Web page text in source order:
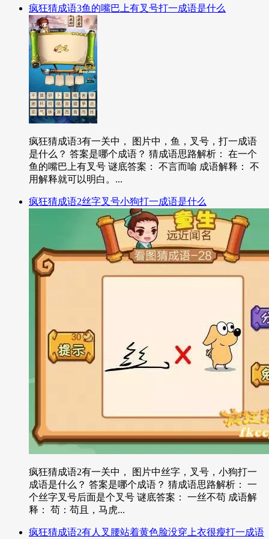
疯狂猜成语3鱼的嘴巴上有叉号打一成语是什么
疯狂猜成语3有一关中， 图片中，鱼，叉号，打一成语
是什么？ 答案是哪个成语？ 猜成语思路解析： 在一个
鱼的嘴巴上有叉号 谜底答案： 不言而喻 成语解释： 不
用解释就可以明白。...
疯狂猜成语2丝字叉号小狗打一成语是什么
疯狂猜成语2有一关中， 图片中丝字，叉号，小狗打一
成语是什么？ 答案是哪个成语？ 猜成语思路解析： 一
个丝字叉号后面是个叉号 谜底答案： 一丝不苟 成语解
释： 苟：苟且，马虎...
疯狂猜成语2有人叉腰站着黄色脸没穿上衣很瘦打一成语